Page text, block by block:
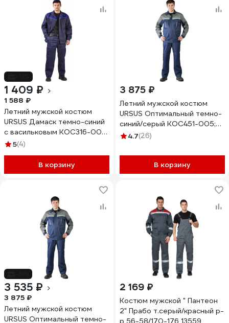
1 409 ₽
1 588 ₽
Летний мужской костюм
URSUS Дамаск темно-синий
с васильковым КОС316-002;
52-54, 182-188
5(4)
В корзину
3 875 ₽
Летний мужской костюм
URSUS Оптимальный темно-
синий/серый КОС451-005;
52-54, 170-176
4.7(26)
В корзину
3 535 ₽
3 875 ₽
Летний мужской костюм
URSUS Оптимальный темно-
2 169 ₽
Костюм мужской " Пантеон
2" Прабо т.серый/красный р-
р 56-58/170-176 13559